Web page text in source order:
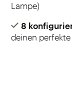
Lampe)
8
deinen